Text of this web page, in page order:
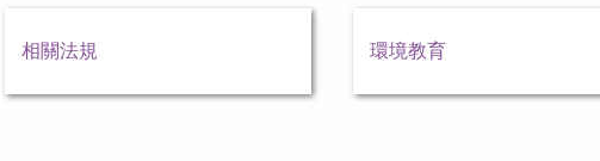
相關法規 環境教育